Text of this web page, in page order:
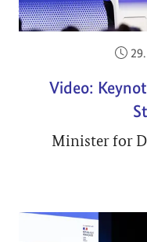
Video:
Minister for